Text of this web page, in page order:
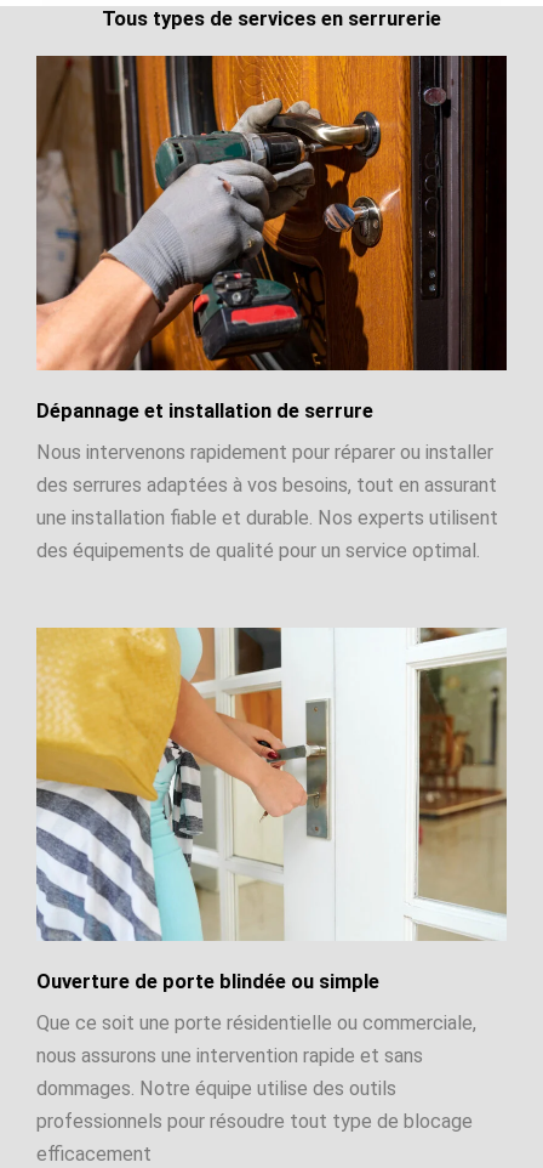
Tous types de services en serrurerie
Dépannage et installation de serrure
Nous intervenons rapidement pour réparer ou installer
des serrures adaptées à vos besoins, tout en assurant
une installation fiable et durable. Nos experts utilisent
des équipements de qualité pour un service optimal.
Ouverture de porte blindée ou simple
Que ce soit une porte résidentielle ou commerciale,
nous assurons une intervention rapide et sans
dommages. Notre équipe utilise des outils
professionnels pour résoudre tout type de blocage
efficacement